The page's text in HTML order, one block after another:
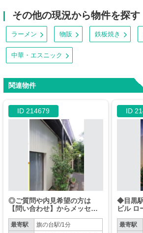
その他の現況から物件を探す
ラーメン 物販 鉄板焼き
中華・エスニック
関連物件
ID 214679
◎ご質問や内見希望の方は
【問い合わせ】からメッセー
話はお控えください。
最寄駅 旗の台駅/1分
ID
◆目黒
ビル ロ
最寄駅